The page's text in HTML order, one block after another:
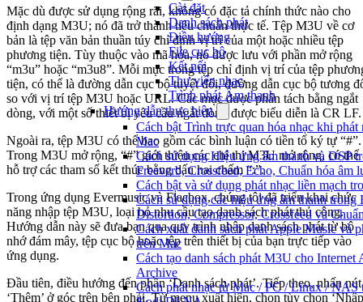
Cài đặt
Danh sách phát
Điều hướng
File cục bộ
Kết nối
Thư viện nhạc
Trình phát Âm thanh
Hướng dẫn thực hiện
Cách bật Trình trực quan hóa nhạc khi phát
Mac
Cách sử dụng Hiệu ứng âm thanh và DSP
Freeverb, Crossfeed, Echo, Chuẩn hóa âm
Cách bật và sử dụng phát nhạc liền mạch
Cách sử dụng các hiệu ứng âm thanh trong
Distortion, Compressor, Crossfeed và
Cách xuất danh sách phát Apple Music và
trên Mac
Cách tạo danh sách phát M3U cho
Archive
Cách phát nhạc từ Mac / PC / Linux / NAS
Mặc dù được sử dụng rộng rãi, không có đặc tả chính thức nào cho
định dạng M3U; nó đã trở thành tiêu chuẩn thực tế. Tệp M3U về cơ
bản là tệp văn bản thuần túy chỉ định vị trí của một hoặc nhiều tệp
phương tiện. Tùy thuộc vào mã hóa, nó được lưu với phần mở rộng
“m3u” hoặc “m3u8”. Mỗi mục trong tệp chỉ định vị trí của tệp
tiện, có thể là đường dẫn cục bộ tuyệt đối, đường dẫn cục bộ tương
so với vị trí tệp M3U hoặc URL. Các mục được phân tách bằng ngắt
dòng, với một số thiết bị yêu cầu ngắt dòng được biểu diễn là CR LF.
Ngoài ra, tệp M3U có thể bao gồm các bình luận có tiền tố ký tự “#”.
Trong M3U mở rộng, “#” giới thiệu các chỉ thị M3U mở rộng, có thể
hỗ trợ các tham số kết thúc bằng dấu hai chấm “:”.
Trong ứng dụng Evermusic và Flacbox, chúng tôi đã triển khai chức
năng nhập tệp M3U, loại bỏ nhu cầu tạo danh sách phát thủ công.
Hướng dẫn này sẽ đưa bạn qua quy trình nhập danh sách phát từ bộ
nhớ đám mây, tệp cục bộ hoặc tệp trên thiết bị của bạn trực tiếp vào
ứng dụng.
Đầu tiên, điều hướng đến phần ‘Danh sách phát’. Tiếp theo, nhấn nút
‘Thêm’ ở góc trên bên phải. Từ menu xuất hiện, chọn tùy chọn ‘Nhập